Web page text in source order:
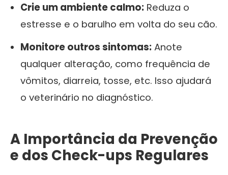
Crie um ambiente calmo: Reduza o
estresse e o barulho em volta do seu cão.
Monitore outros sintomas: Anote
qualquer alteração, como frequência de
vômitos, diarreia, tosse, etc. Isso ajudará
o veterinário no diagnóstico.
A Importância da Prevenção
e dos Check-ups Regulares